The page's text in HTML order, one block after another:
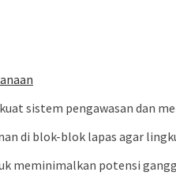
sistem pengawasan dan
di blok-blok lapas agar
potensi